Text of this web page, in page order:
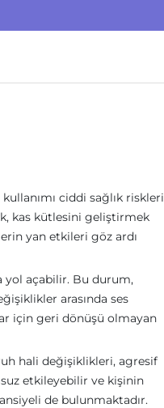
ciddi sağlık riskleri
kas kütlesini geliştirmek
yan etkileri göz ardı
yol açabilir. Bu durum,
arasında ses
için geri dönüşü olmayan
hali değişiklikleri, agresif
etkileyebilir ve kişinin
de bulunmaktadır.